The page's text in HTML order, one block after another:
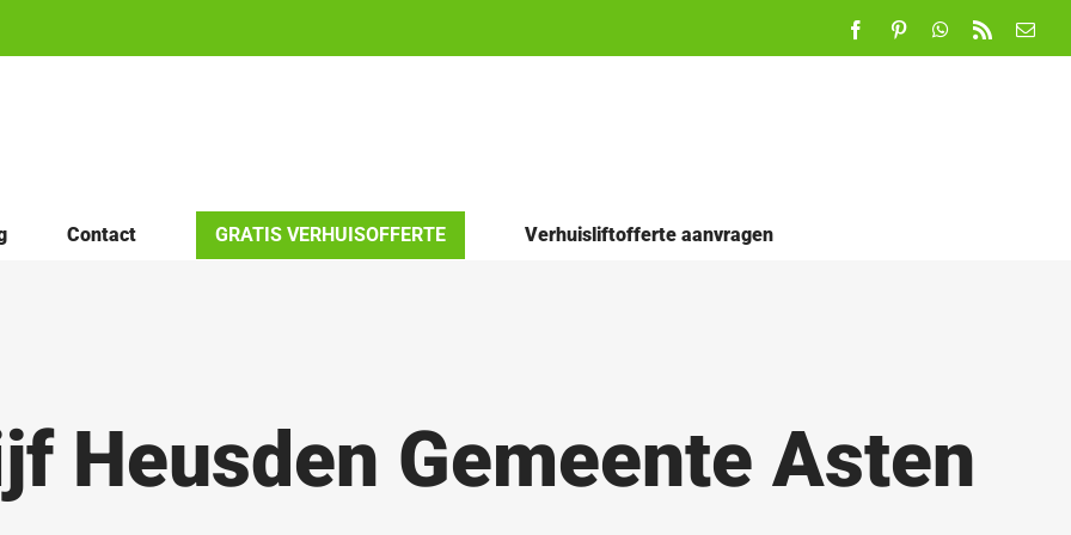
FacebookPinterestWhatsApp
Rss
E-
Contact GRATIS VERHUISOFFERTE Verhuisliftofferte aanvragen
Heusden Gemeente Asten